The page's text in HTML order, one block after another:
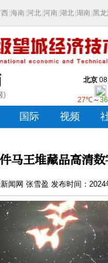
马王堆藏品高清数
闻网 张雪盈 发布时间：2024